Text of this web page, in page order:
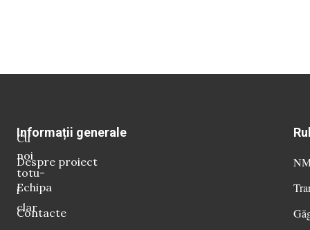
Cu
noi
totu-
i
clar
Informații generale
Despre proiect
Echipa
Contacte